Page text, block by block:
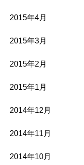
2015年4月
2015年3月
2015年2月
2015年1月
2014年12月
2014年11月
2014年10月